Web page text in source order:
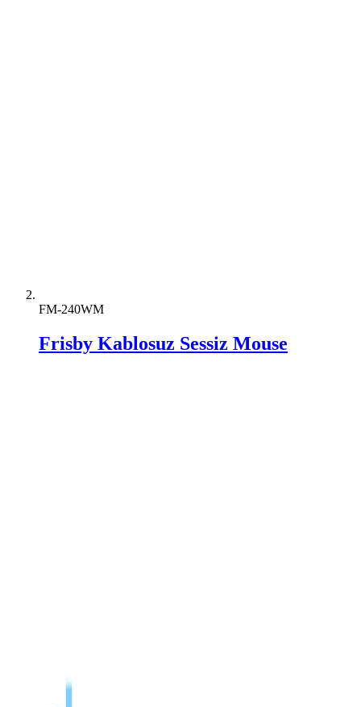
FM-240WM
Frisby Kablosuz Sessiz Mouse